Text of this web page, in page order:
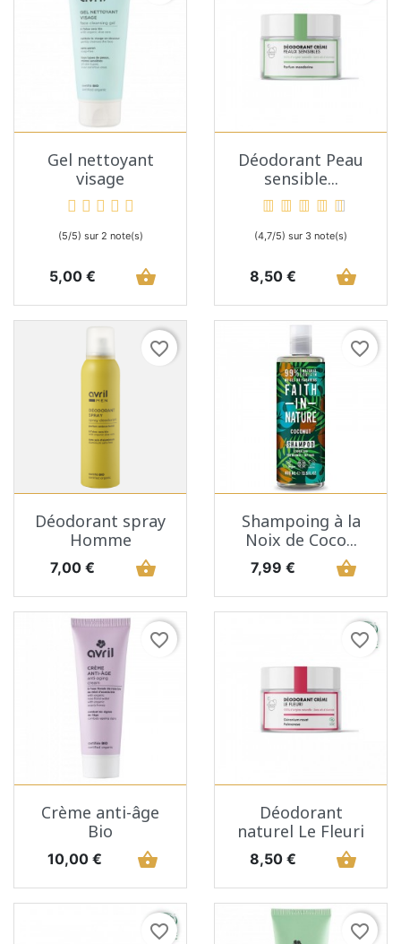
Gel nettoyant
visage
(5/5) sur 2 note(s)
Prix
5,00 € shopping_basket
Déodorant Peau
sensible...
(4,7/5) sur 3 note(s)
Prix
8,50 € shopping_basket
favorite_border
Déodorant spray
Homme
Prix
7,00 € shopping_basket
favorite_border
Shampoing à la
Noix de Coco...
Prix
7,99 € shopping_basket
favorite_border
Crème anti-âge
Bio
Prix
10,00 € shopping_basket
favorite_border
Déodorant
naturel Le Fleuri
Prix
8,50 € shopping_basket
favorite_border favorite_border